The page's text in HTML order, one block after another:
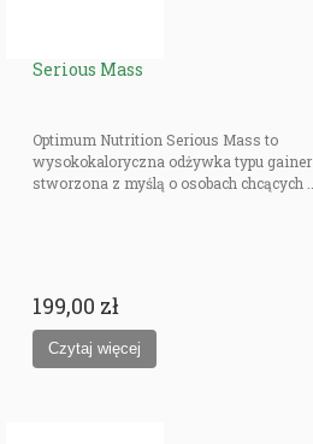
Serious Mass
Optimum Nutrition Serious Mass to
wysokokaloryczna odżywka typu gainer
stworzona z myślą o osobach chcących ...
199,00 zł